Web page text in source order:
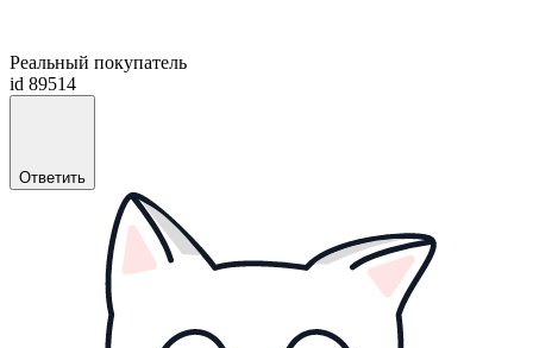
Реальный покупатель
id 89514
Ответить